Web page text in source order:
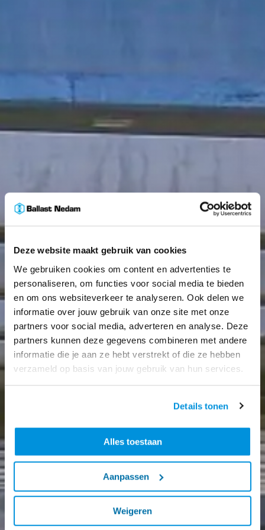
Deze website maakt gebruik van cookies
We gebruiken cookies om content en advertenties te
personaliseren, om functies voor social media te bieden
en om ons websiteverkeer te analyseren. Ook delen we
informatie over jouw gebruik van onze site met onze
partners voor social media, adverteren en analyse. Deze
partners kunnen deze gegevens combineren met andere
informatie die je aan ze hebt verstrekt of die ze hebben
verzameld op basis van jouw gebruik van hun services.
Details tonen
Alles toestaan
Aanpassen
Weigeren